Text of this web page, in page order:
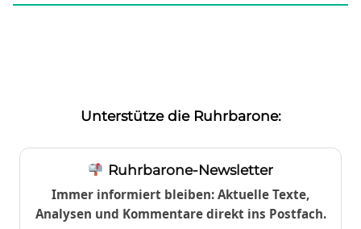
Unterstütze die Ruhrbarone:
Ruhrbarone-Newsletter
Immer informiert bleiben: Aktuelle Texte,
Analysen und Kommentare direkt ins Postfach.